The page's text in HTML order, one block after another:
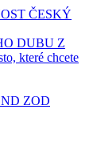
ČESKÝ
DUBU Z
které chcete
ZOD